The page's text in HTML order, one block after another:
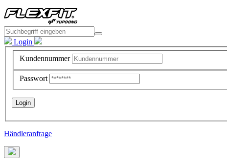
Login
Kundennummer
Passwort
Händleranfrage